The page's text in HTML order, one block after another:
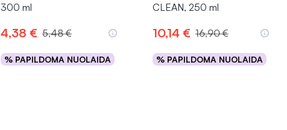
300 ml
4,38 € 5,48 €
% PAPILDOMA NUOLAIDA
Į krepšelį
CLEAN, 250 ml
10,14 € 16,90 €
% PAPILDOMA NUOLAIDA
Į krepšelį